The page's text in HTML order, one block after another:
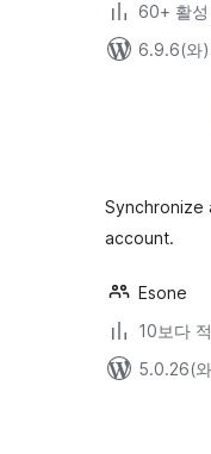
60+ 활성
6.9.6(와)
Synchronize
account.
Esone
10보다
5.0.26(